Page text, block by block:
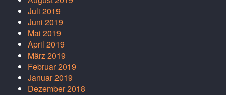
Juli 2019
Juni 2019
Mai 2019
April 2019
März 2019
Februar 2019
Januar 2019
Dezember 2018